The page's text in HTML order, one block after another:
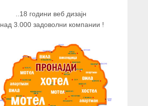
..18 години веб дизајн
над 3.000 задоволни компании !